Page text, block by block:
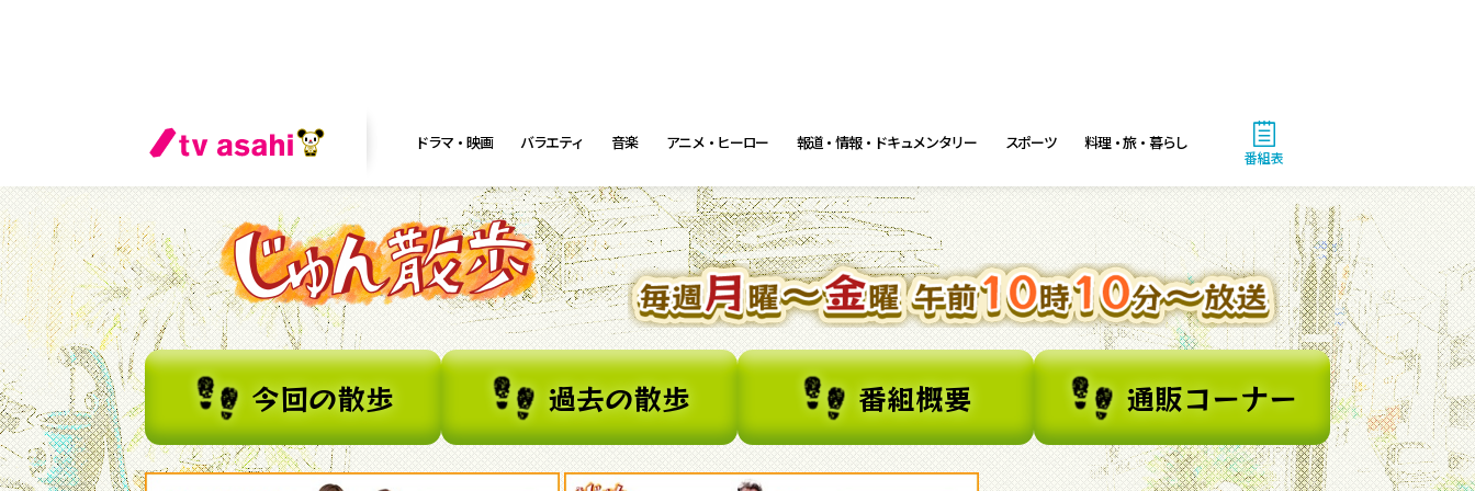
ドラマ・映画 バラエティ 音楽 アニメ・ヒーロー 報道・情報・ドキュメンタリー スポーツ 料理・旅・暮らし
番組表
今回の散歩 過去の散歩 番組概要 通販コーナー
よる 7:00
相葉ヒロミのお困りですカ
ー? 2時間SP
よる 9:00
大空港～GATE24～ #3
9:54
報道ステーション 台風13号
が沖縄直撃へ…熊本でも雨風に